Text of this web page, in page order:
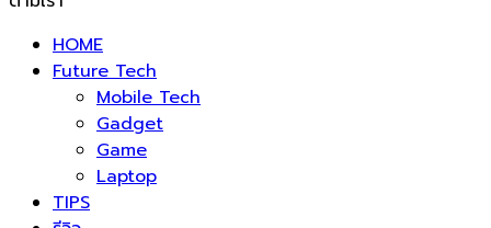
HOME
Future Tech
Mobile Tech
Gadget
Game
Laptop
TIPS